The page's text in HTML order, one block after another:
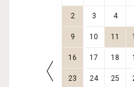
2 3 4
9 10 11
16 17 18
23 24 25